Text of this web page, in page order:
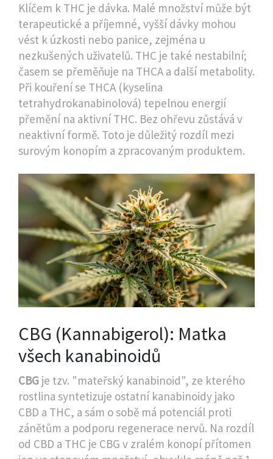
Klíčem k THC je dávka. Malé množství může být
terapeutické a příjemné, vyšší dávky mohou
vést k úzkosti nebo panice, zejména u
nezkušených uživatelů. THC je také nestabilní;
časem se přeměňuje na THCA a další metabolity.
Při kouření se THCA (kyselina
tetrahydrokanabinolová) tepelnou energií
přemění na aktivní THC. Bez ohřevu zůstává v
neaktivní formě. Toto je důležitý rozdíl mezi
surovým konopím a zpracovaným produktem.
CBG (Kannabigerol): Matka
všech kanabinoidů
CBG je tzv. "mateřský kanabinoid", ze kterého
rostlina syntetizuje ostatní kanabinoidy jako
CBD a THC, a sám o sobě má potenciál proti
zánětům a podporu regenerace nervů. Na rozdíl
od CBD a THC je CBG v zralém konopí přítomen